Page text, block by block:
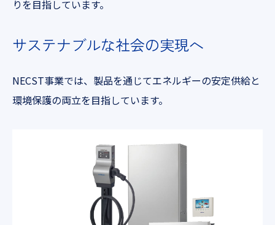
りを目指しています。
サステナブルな社会の実現へ
NECST事業では、製品を通じてエネルギーの安定供給と
環境保護の両立を目指しています。